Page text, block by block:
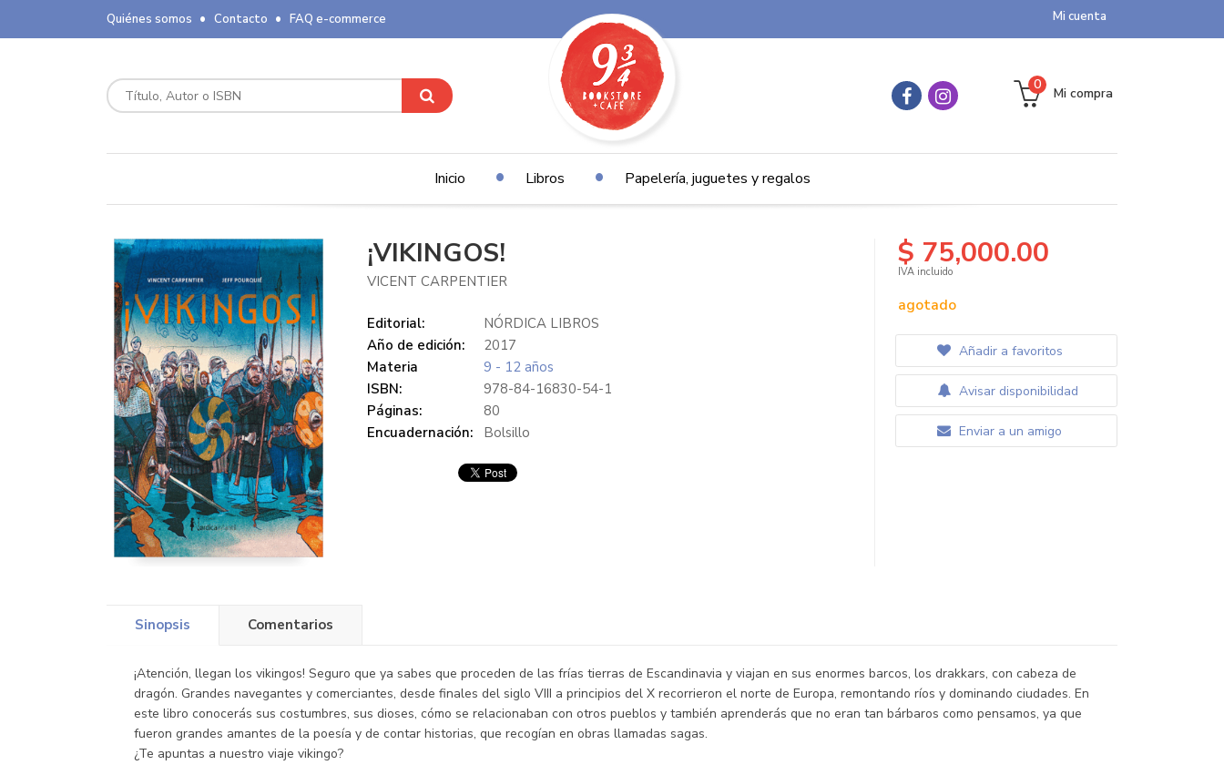
Mi cuenta
Quiénes somos Contacto FAQ e-commerce
Mi compra
0
Inicio Libros Papelería, juguetes y regalos
¡VIKINGOS!
VICENT CARPENTIER
Editorial:
NÓRDICA LIBROS
Año de edición:
2017
Materia
9 - 12 años
ISBN:
978-84-16830-54-1
Páginas:
80
Encuadernación:
Bolsillo
$ 75,000.00
IVA incluido
agotado
Añadir a favoritos
Avisar disponibilidad
Enviar a un amigo
Sinopsis Comentarios
¡Atención, llegan los vikingos! Seguro que ya sabes que proceden de las frías tierras de Escandinavia y viajan en sus enormes barcos, los drakkars, con cabeza de
dragón. Grandes navegantes y comerciantes, desde finales del siglo VIII a principios del X recorrieron el norte de Europa, remontando ríos y dominando ciudades. En
este libro conocerás sus costumbres, sus dioses, cómo se relacionaban con otros pueblos y también aprenderás que no eran tan bárbaros como pensamos, ya que
fueron grandes amantes de la poesía y de contar historias, que recogían en obras llamadas sagas.
¿Te apuntas a nuestro viaje vikingo?